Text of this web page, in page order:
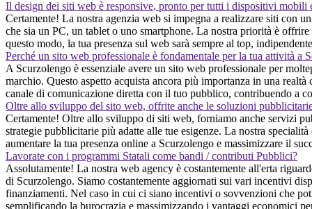
Il design dei siti web è responsive, pronto per tutti i dispositivi mobili
Certamente! La nostra agenzia web si impegna a realizzare siti con
che sia un PC, un tablet o uno smartphone. La nostra priorità è
questo modo, la tua presenza sul web sarà sempre al top,
Perché un sito web professionale è fondamentale per la tua attività a
A Scurzolengo è essenziale avere un sito web professionale per
marchio. Questo aspetto acquista ancora più importanza in una
canale di comunicazione diretta con il tuo pubblico, contribuendo a
Oltre allo sviluppo del sito web, offrite anche le soluzioni
Certamente! Oltre allo sviluppo di siti web, forniamo anche servizi
strategie pubblicitarie più adatte alle tue esigenze. La nostra
aumentare la tua presenza online a Scurzolengo e massimizzare il
Lavorate con i programmi Statali come bandi / contributi Pubblici?
Assolutamente! La nostra web agency è costantemente all'erta
di Scurzolengo. Siamo costantemente aggiornati sui vari incentivi
finanziamenti. Nel caso in cui ci siano incentivi o sovvenzioni che
semplificando la burocrazia e massimizzando i vantaggi economici